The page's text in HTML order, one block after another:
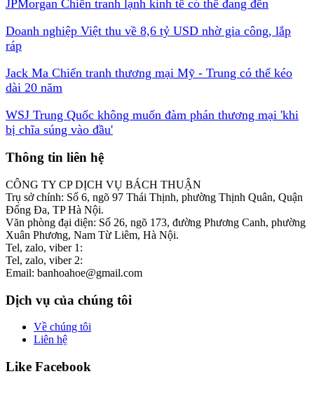
JPMorgan Chiến tranh lạnh kinh tế có thể đang đến
Doanh nghiệp Việt thu về 8,6 tỷ USD nhờ gia công, lắp
ráp
Jack Ma Chiến tranh thương mại Mỹ - Trung có thể kéo
dài 20 năm
WSJ Trung Quốc không muốn đàm phán thương mại 'khi
bị chĩa súng vào đầu'
Thông tin liên hệ
CÔNG TY CP DỊCH VỤ BÁCH THUẬN
Trụ sở chính: Số 6, ngõ 97 Thái Thịnh, phường Thịnh Quân, Quận
Đống Đa, TP Hà Nội.
Văn phòng đại diện: Số 26, ngõ 173, đường Phương Canh, phường
Xuân Phương, Nam Từ Liêm, Hà Nội.
Tel, zalo, viber 1:
Tel, zalo, viber 2:
Email: banhoahoe@gmail.com
Dịch vụ của chúng tôi
Về chúng tôi
Liên hệ
Like Facebook